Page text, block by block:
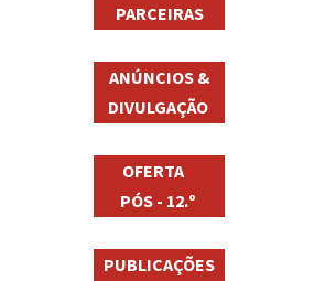
PARCEIRAS
ANÚNCIOS &
DIVULGAÇÃO
OFERTA
PÓS - 12.º
PUBLICAÇÕES